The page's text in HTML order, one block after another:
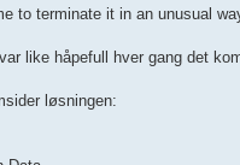
to terminate it in an unusual
like håpefull hver gang det
løsningen: